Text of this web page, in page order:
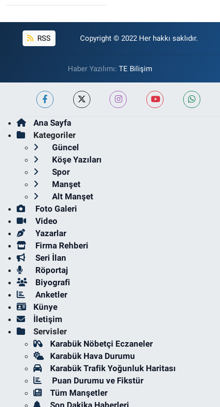
RSS Copyright © 2022 Her hakkı saklıdır.
Haber Yazılımı: TE Bilişim
Ana Sayfa
Kategoriler
Güncel
Köşe Yazıları
Spor
Manşet
Alt Manşet
Foto Galeri
Video
Yazarlar
Firma Rehberi
Seri İlan
Röportaj
Biyografi
Anketler
Künye
İletişim
Servisler
Karabük Nöbetçi Eczaneler
Karabük Hava Durumu
Karabük Trafik Yoğunluk Haritası
Puan Durumu ve Fikstür
Tüm Manşetler
Son Dakika Haberleri